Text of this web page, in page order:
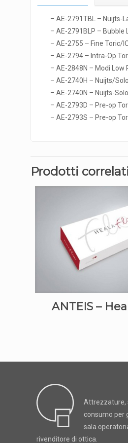
– AE-2791TBL – Nuijts-
– AE-2791BLP –
– AE-2755 – Fine Toric/
– AE-2794 – Intra-Op
– AE-2848N – Modi Low
– AE-2740H – Nuijts/
– AE-2740N – Nuijts-
– AE-2793D – Pre-op
– AE-2793S – Pre-op
Prodotti
ANTEIS –
Attrezzature,
consumo per
sala
rivenditore di ottica.